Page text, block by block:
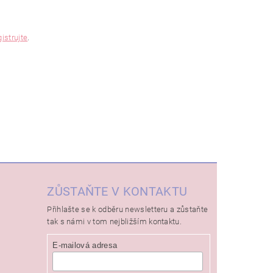
ZŮSTAŇTE V KONTAKTU
Přihlašte se k odběru newsletteru a zůstaňte
tak s námi v tom nejbližším kontaktu.
E-mailová adresa